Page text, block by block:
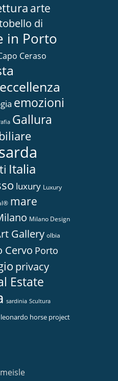
arte
di
in Porto
Ceraso
eccellenza
emozioni
Gallura
Italia
luxury Luxury
mare
Milano Design
Gallery olbia
Cervo Porto
privacy
Estate
sardinia Scultura
horse project